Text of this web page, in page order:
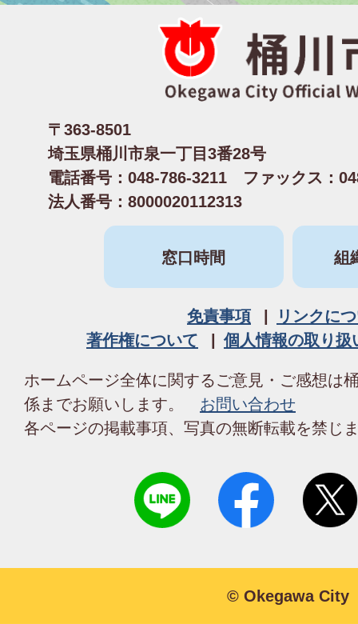
〒363-8501
埼玉県桶川市泉一丁目3番28号
電話番号：048-786-3211 ファックス：
法人番号：8000020112313
窓口時間 組
免責事項
リンクに
著作権について
個人情報の取り扱
ホームページ全体に関するご意見・ご感想は
係までお願いします。 お問い合わせ
各ページの掲載事項、写真の無断転載を禁じ
© Okegawa City